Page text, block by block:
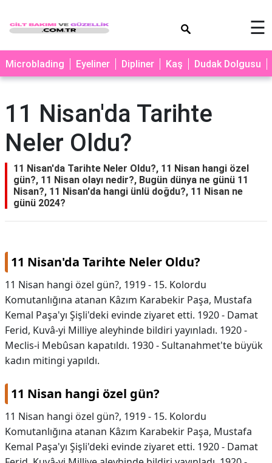
MAKYAJ
MİCROBLADİNG
LAZER
EPİLASYON
TIRNAK
PEELİNG
ERKEK
CİLT
BAKIMI
DİPLİNER
☰
Microblading Eyeliner Dipliner Kaş Dudak Dolgusu
11 Nisan'da Tarihte
Neler Oldu?
11 Nisan'da Tarihte Neler Oldu?, 11 Nisan hangi özel
gün?, 11 Nisan olayı nedir?, Bugün dünya ne günü 11
Nisan?, 11 Nisan'da hangi ünlü doğdu?, 11 Nisan ne
günü 2024?
11 Nisan'da Tarihte Neler Oldu?
11 Nisan hangi özel gün?, 1919 - 15. Kolordu
Komutanlığına atanan Kâzım Karabekir Paşa, Mustafa
Kemal Paşa'yı Şişli'deki evinde ziyaret etti. 1920 - Damat
Ferid, Kuvâ-yi Milliye aleyhinde bildiri yayınladı. 1920 -
Meclis-i Mebûsan kapatıldı. 1930 - Sultanahmet'te büyük
kadın mitingi yapıldı.
11 Nisan hangi özel gün?
11 Nisan hangi özel gün?, 1919 - 15. Kolordu
Komutanlığına atanan Kâzım Karabekir Paşa, Mustafa
Kemal Paşa'yı Şişli'deki evinde ziyaret etti. 1920 - Damat